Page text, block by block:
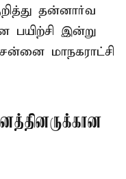
தன்னார்வ
பயிற்சி இன்று
மாநகராட்சி